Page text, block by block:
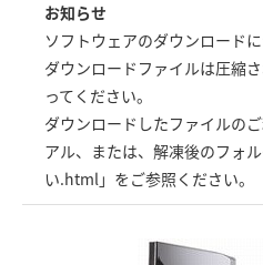
お知らせ
ソフトウェアのダウンロード
ダウンロードファイルは圧縮
ってください。
ダウンロードしたファイルの
アル、または、解凍後のフォ
い.html」をご参照ください。